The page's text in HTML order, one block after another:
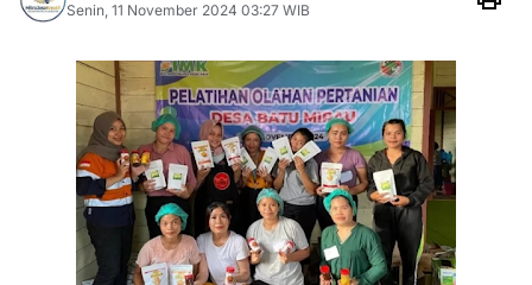
Senin, 11 November 2024 03:27 WIB